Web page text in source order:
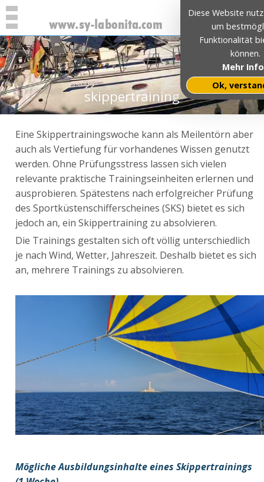
skippertraining
Eine Skippertrainingswoche kann als Meilentörn aber
auch als Vertiefung für vorhandenes Wissen genutzt
werden. Ohne Prüfungsstress lassen sich vielen
relevante praktische Trainingseinheiten erlernen und
ausprobieren. Spätestens nach erfolgreicher Prüfung
des Sportküstenschifferscheines (SKS) bietet es sich
jedoch an, ein Skippertraining zu absolvieren.
Die Trainings gestalten sich oft völlig unterschiedlich
je nach Wind, Wetter, Jahreszeit. Deshalb bietet es sich
an, mehrere Trainings zu absolvieren.
Mögliche Ausbildungsinhalte eines Skippertrainings
Diese Website
um
Funktionalität
können.
Mehr
Ok,